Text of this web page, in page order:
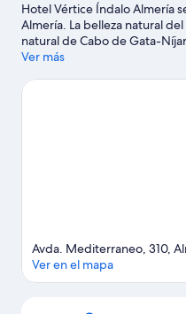
Hotel Vértice Índalo Almería
Almería. La belleza natural
natural de Cabo de Gata-
mientras que Museo Casa
conocer Centro Andaluz de
Ver más
Avda. Mediterraneo, 310,
Ver en el mapa